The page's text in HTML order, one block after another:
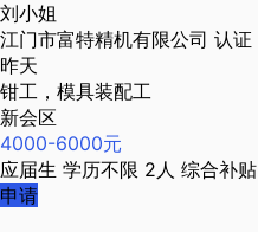
刘小姐
江门市富特精机有限公司 认证
昨天
钳工，模具装配工
新会区
4000-6000元
应届生 学历不限 2人 综合补贴
申请